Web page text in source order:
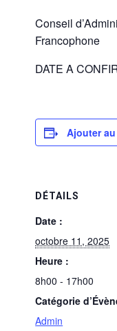
Conseil
Francophone
DATE A
Ajouter
DÉTAILS
Date :
octobre 11, 2025
Heure :
8h00 - 17h00
Catégorie
Admin